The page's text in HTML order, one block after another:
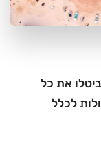
ביטלו את כל
לכלל